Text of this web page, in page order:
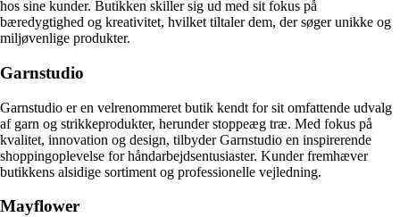
hos sine kunder. Butikken skiller sig ud med sit fokus på
bæredygtighed og kreativitet, hvilket tiltaler dem, der søger unikke og
miljøvenlige produkter.
Garnstudio
Garnstudio er en velrenommeret butik kendt for sit omfattende udvalg
af garn og strikkeprodukter, herunder stoppeæg træ. Med fokus på
kvalitet, innovation og design, tilbyder Garnstudio en inspirerende
shoppingoplevelse for håndarbejdsentusiaster. Kunder fremhæver
butikkens alsidige sortiment og professionelle vejledning.
Mayflower